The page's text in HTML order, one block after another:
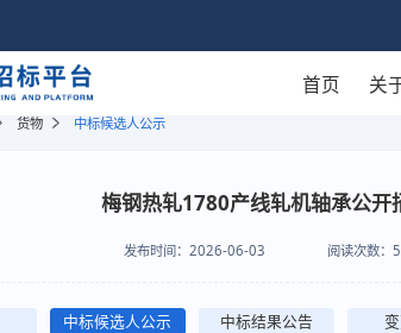
首页 关
货物 中标候选人公示
梅钢热轧1780产线轧机轴承公开
发布时间： 2026-06-03 阅读次数：
中标候选人公示 中标结果公告